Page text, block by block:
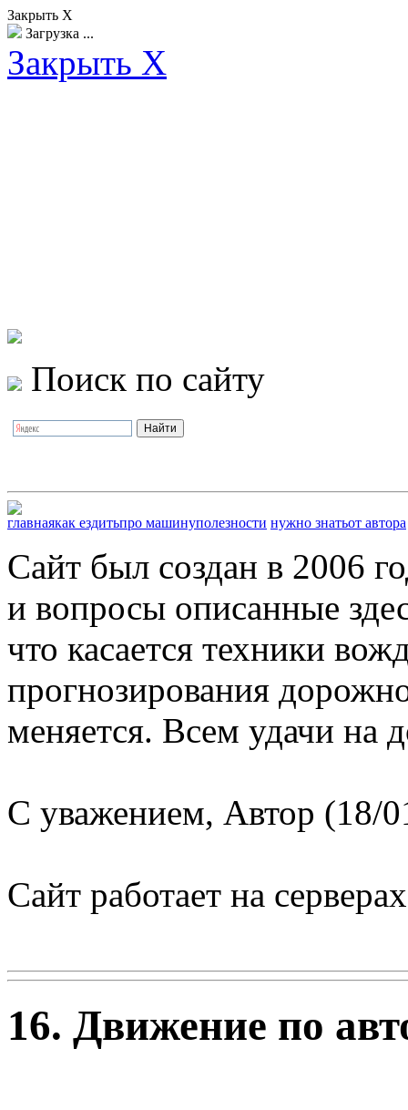
Закрыть X
Загрузка ...
Закрыть X
Поиск по сайту
главнаякак ездитьпро машинуполезности нужно знатьот автора
Сайт был создан в 2006
и вопросы описанные
что касается техники
прогнозирования
меняется. Всем удачи на
С уважением, Автор (18/
Сайт работает на
16. Движение по